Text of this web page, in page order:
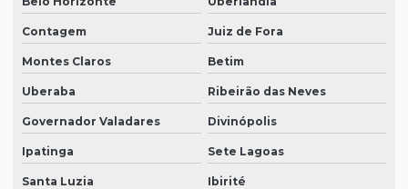
Contagem Juiz de Fora
Montes Claros Betim
Uberaba Ribeirão das Neves
Governador Valadares Divinópolis
Ipatinga Sete Lagoas
Santa Luzia Ibirité